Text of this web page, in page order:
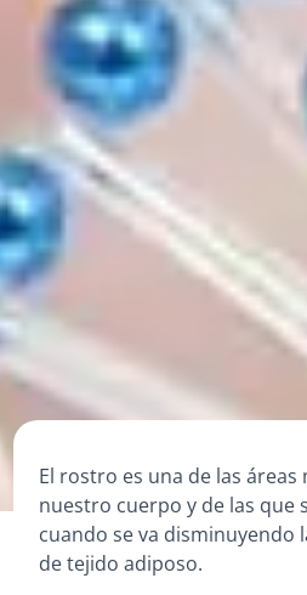
El rostro es una de las áreas
nuestro cuerpo y de las que
cuando se va disminuyendo
de tejido adiposo.